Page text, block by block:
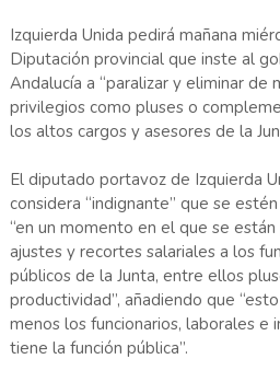
Izquierda Unida pedirá mañana
Diputación provincial que inste al
Andalucía a “paralizar y eliminar de
privilegios como pluses o
los altos cargos y asesores de la
El diputado portavoz de Izquierda
considera “indignante” que se
“en un momento en el que se
ajustes y recortes salariales a los
públicos de la Junta, entre ellos
productividad”, añadiendo que
menos los funcionarios, laborales e
tiene la función pública”.